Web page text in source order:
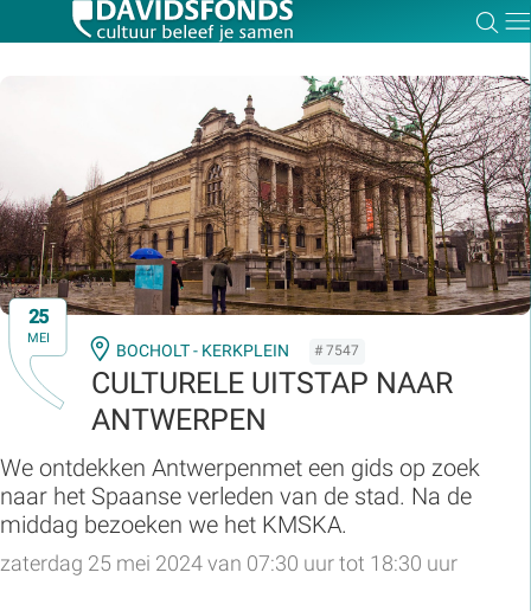
25
MEI
BOCHOLT - KERKPLEIN # 7547
CULTURELE UITSTAP NAAR
ANTWERPEN
We ontdekken Antwerpenmet een gids op zoek
naar het Spaanse verleden van de stad. Na de
middag bezoeken we het KMSKA.
zaterdag 25 mei 2024 van 07:30 uur tot 18:30 uur
Zoeken